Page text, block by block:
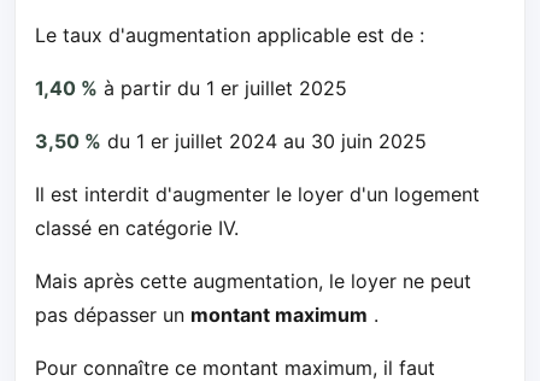
Le taux d'augmentation applicable est de :
1,40 % à partir du 1 er juillet 2025
3,50 % du 1 er juillet 2024 au 30 juin 2025
Il est interdit d'augmenter le loyer d'un logement
classé en catégorie IV.
Mais après cette augmentation, le loyer ne peut
pas dépasser un montant maximum .
Pour connaître ce montant maximum, il faut